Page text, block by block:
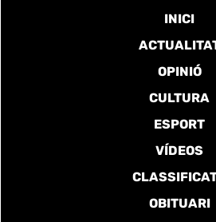
INICI
OPINIÓ
CULTURA
ESPORT
VÍDEOS
OBITUARI